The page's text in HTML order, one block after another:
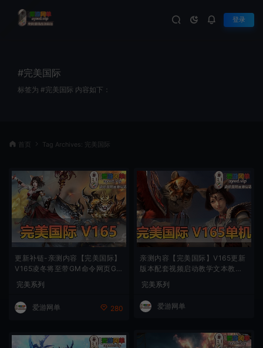
登录
#完美国际
标签为 #完美国际 内容如下：
首页 Tag Archives: 完美国际
更新补链-亲测内容【完美国际】
V165凌冬将至带GM命令网页GM
后台EL编辑器文本+视频教学虚
拟机一键端
完美系列
爱游网单 280
亲测内容【完美国际】V165更新
版本配套视频启动教学文本教学G
M后台网页后台扩展修改工具虚
拟机一键端网游单机版
完美系列
爱游网单